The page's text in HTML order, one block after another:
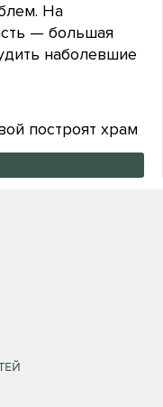
На
— большая
наболевшие
построят храм